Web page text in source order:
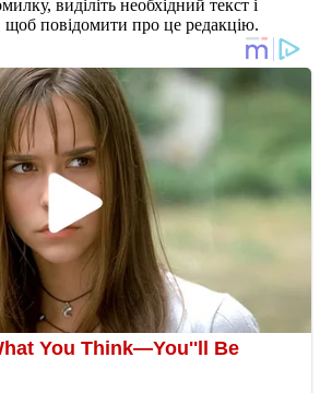
виділіть необхідний текст і
щоб повідомити про це редакцію.